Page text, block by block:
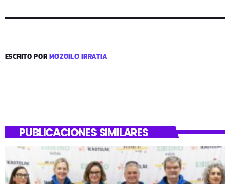
ESCRITO PORMOZOILO IRRATIA
PUBLICACIONES SIMILARES